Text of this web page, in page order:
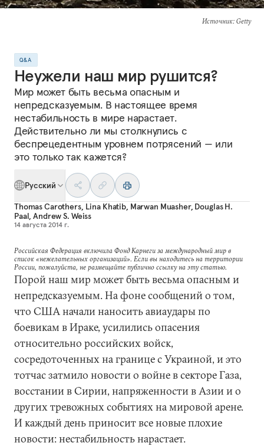
Источник: Getty
Q&A
Неужели наш мир рушится?
Мир может быть весьма опасным и
непредсказуемым. В настоящее время
нестабильность в мире нарастает.
Действительно ли мы столкнулись с
беспрецедентным уровнем потрясений — или
это только так кажется?
Русский
Thomas Carothers, Lina Khatib, Marwan Muasher, Douglas H.
Paal,Andrew S. Weiss
14 августа 2014 г.
Российская Федерация включила Фонд Карнеги за международный мир в
список «нежелательных организаций». Если вы находитесь на территории
России, пожалуйста, не размещайте публично ссылку на эту статью.
Порой наш мир может быть весьма опасным и
непредсказуемым. На фоне сообщений о том,
что США начали наносить авиаудары по
боевикам в Ираке, усилились опасения
относительно российских войск,
сосредоточенных на границе с Украиной, и это
тотчас затмило новости о войне в секторе Газа,
восстании в Сирии, напряженности в Азии и о
других тревожных событиях на мировой арене.
И каждый день приносит все новые плохие
новости: нестабильность нарастает.